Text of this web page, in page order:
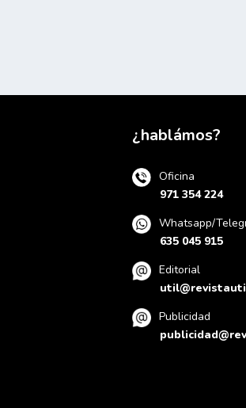
¿hablámos?
Oficina
971 354 224
Whatsapp/
635 045 915
Editorial
Publicidad